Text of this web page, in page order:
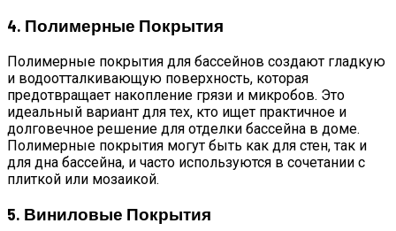
4. Полимерные Покрытия
Полимерные покрытия для бассейнов создают гладкую
и водоотталкивающую поверхность, которая
предотвращает накопление грязи и микробов. Это
идеальный вариант для тех, кто ищет практичное и
долговечное решение для отделки бассейна в доме.
Полимерные покрытия могут быть как для стен, так и
для дна бассейна, и часто используются в сочетании с
плиткой или мозаикой.
5. Виниловые Покрытия